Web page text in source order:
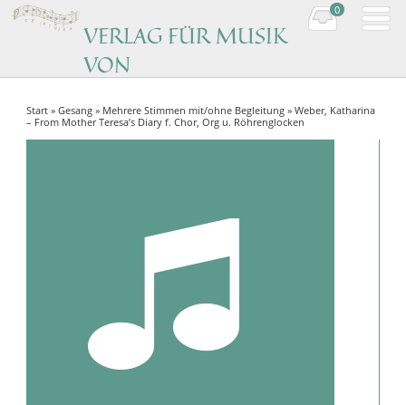
VERLAG FÜR MUSIK
VON
Music by women composers
0
Start »Gesang » Mehrere Stimmen mit/ohne Begleitung » Weber, Katharina
– From Mother Teresa’s Diary f. Chor, Org u. Röhrenglocken